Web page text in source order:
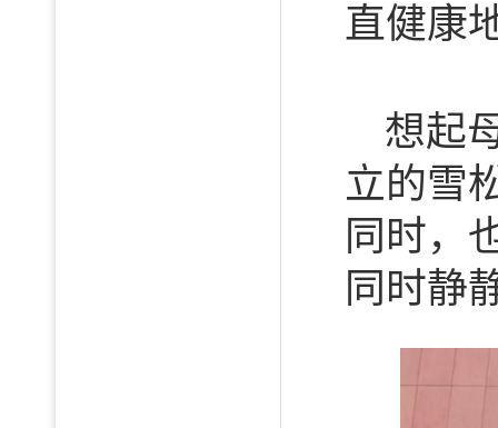
直健康
想起
立的雪
同时，
同时静